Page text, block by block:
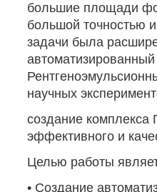
большие площади
большой точностью
задачи была
научных
создание
эффективного и
Целью работы
• Создание